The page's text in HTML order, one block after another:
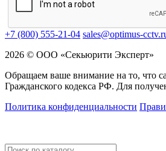
+7 (800) 555-21-04 sales@optimus-
2026 © ООО «Секьюрити Эксперт»
Обращаем ваше внимание на то, что
Гражданского кодекса РФ. Для
Политика конфиденциальности